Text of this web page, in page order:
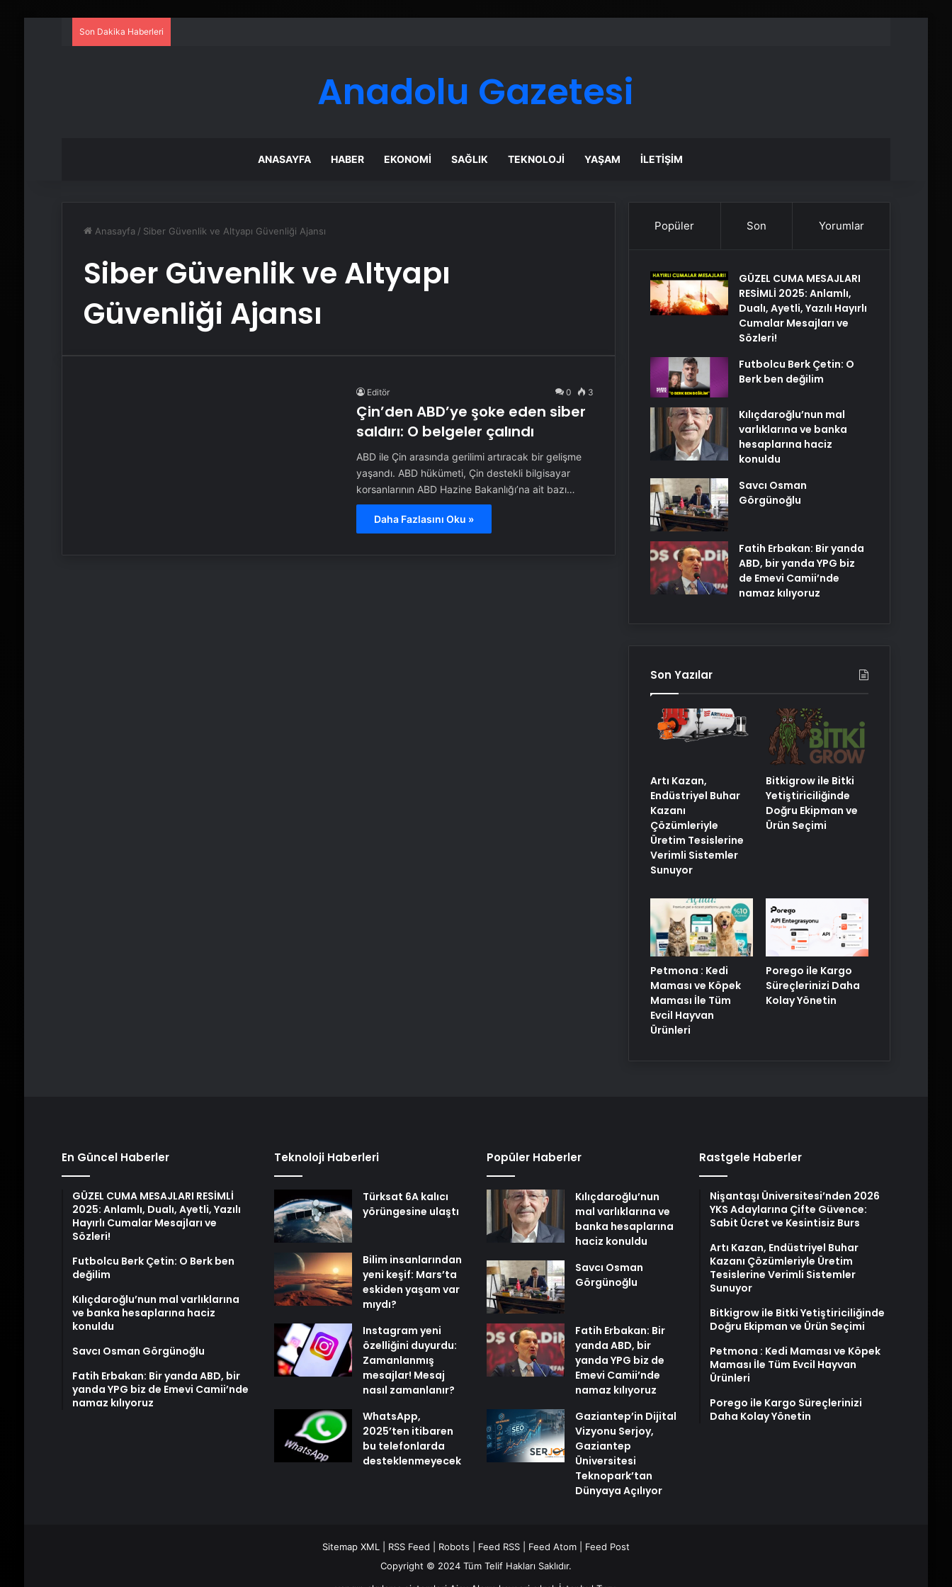
Son Dakika Haberleri
Anadolu Gazetesi
ANASAYFA HABER EKONOMI SAĞLIK TEKNOLOJI YAŞAM İLETIŞIM
Anasayfa / Siber Güvenlik ve Altyapı Güvenliği Ajansı
Siber Güvenlik ve Altyapı
Güvenliği Ajansı
Editör 0 3
Çin’den ABD’ye şoke eden siber
saldırı: O belgeler çalındı
ABD ile Çin arasında gerilimi artıracak bir gelişme
yaşandı. ABD hükümeti, Çin destekli bilgisayar
korsanlarının ABD Hazine Bakanlığı’na ait bazı…
Daha Fazlasını Oku »
Popüler Son Yorumlar
GÜZEL CUMA MESAJLARI
RESİMLİ 2025: Anlamlı,
Dualı, Ayetli, Yazılı Hayırlı
Cumalar Mesajları ve
Sözleri!
Futbolcu Berk Çetin: O
Berk ben değilim
Kılıçdaroğlu’nun mal
varlıklarına ve banka
hesaplarına haciz
konuldu
Savcı Osman
Görgünoğlu
Fatih Erbakan: Bir yanda
ABD, bir yanda YPG biz
de Emevi Camii’nde
namaz kılıyoruz
Son Yazılar
Artı Kazan,
Endüstriyel Buhar
Kazanı
Çözümleriyle
Üretim Tesislerine
Verimli Sistemler
Sunuyor
Bitkigrow ile Bitki
Yetiştiriciliğinde
Doğru Ekipman ve
Ürün Seçimi
Petmona : Kedi
Maması ve Köpek
Maması İle Tüm
Evcil Hayvan
Ürünleri
Porego ile Kargo
Süreçlerinizi Daha
Kolay Yönetin
En Güncel Haberler
GÜZEL CUMA MESAJLARI RESİMLİ
2025: Anlamlı, Dualı, Ayetli, Yazılı
Hayırlı Cumalar Mesajları ve
Sözleri!
Futbolcu Berk Çetin: O Berk ben
değilim
Kılıçdaroğlu’nun mal varlıklarına
ve banka hesaplarına haciz
konuldu
Savcı Osman Görgünoğlu
Fatih Erbakan: Bir yanda ABD, bir
yanda YPG biz de Emevi Camii’nde
namaz kılıyoruz
Teknoloji Haberleri
Türksat 6A kalıcı
yörüngesine ulaştı
Bilim insanlarından
yeni keşif: Mars’ta
eskiden yaşam var
mıydı?
Instagram yeni
özelliğini duyurdu:
Zamanlanmış
mesajlar! Mesaj
nasıl zamanlanır?
WhatsApp,
2025’ten itibaren
bu telefonlarda
desteklenmeyecek
Popüler Haberler
Kılıçdaroğlu’nun
mal varlıklarına ve
banka hesaplarına
haciz konuldu
Savcı Osman
Görgünoğlu
Fatih Erbakan: Bir
yanda ABD, bir
yanda YPG biz de
Emevi Camii’nde
namaz kılıyoruz
Gaziantep’in Dijital
Vizyonu Serjoy,
Gaziantep
Üniversitesi
Teknopark’tan
Dünyaya Açılıyor
Rastgele Haberler
Nişantaşı Üniversitesi’nden 2026
YKS Adaylarına Çifte Güvence:
Sabit Ücret ve Kesintisiz Burs
Artı Kazan, Endüstriyel Buhar
Kazanı Çözümleriyle Üretim
Tesislerine Verimli Sistemler
Sunuyor
Bitkigrow ile Bitki Yetiştiriciliğinde
Doğru Ekipman ve Ürün Seçimi
Petmona : Kedi Maması ve Köpek
Maması İle Tüm Evcil Hayvan
Ürünleri
Porego ile Kargo Süreçlerinizi
Daha Kolay Yönetin
Sitemap XML RSS Feed Robots Feed RSS| Feed Atom| Feed Post
Copyright © 2024 Tüm Telif Hakları Saklıdır.